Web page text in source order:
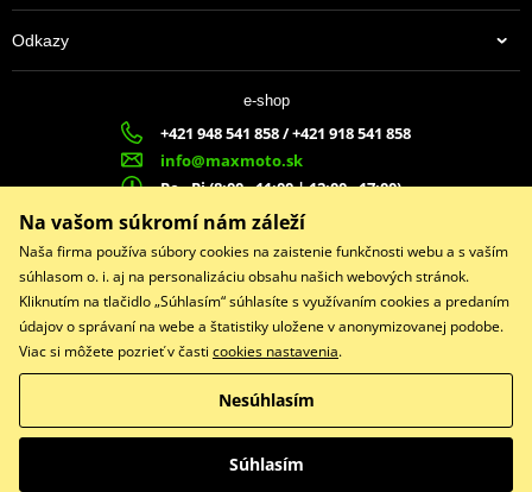
Odkazy
e-shop
+421 948 541 858 / +421 918 541 858
info@maxmoto.sk
Po - Pi (8:00 - 11:00 | 12:00 - 17:00)
MAX
MOTO s.r.o.
Slovenských dobrovoľníkov 1439
022 01 Čadca
Facebook
Copyright © 2026 www.maxmotoshop.sk
Všetky práva vyhradené
Prepnúť na klasickú verziu
Na vašom súkromí nám záleží
Naša firma používa súbory cookies na zaistenie funkčnosti webu a s vaším
súhlasom o. i. aj na personalizáciu obsahu našich webových stránok.
Kliknutím na tlačidlo „Súhlasím“ súhlasíte s využívaním cookies a predaním
údajov o správaní na webe a štatistiky uložene v anonymizovanej podobe.
Viac si môžete pozrieť v časti cookies nastavenia.
Nesúhlasím
Súhlasím